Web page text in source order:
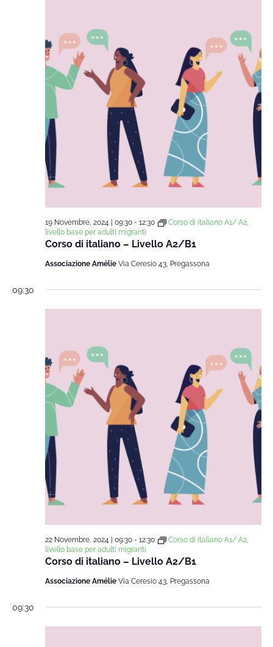
Corso di italiano – Livello A2/B1
19 Novembre, 2024 | 09:30- 12:30
Corso di italiano A1/ A2,
livello base per adulti migranti
Associazione Amélie Via Ceresio 43, Pregassona
09:30
Corso di italiano – Livello A2/B1
22 Novembre, 2024 | 09:30- 12:30
Corso di italiano A1/ A2,
livello base per adulti migranti
Associazione Amélie Via Ceresio 43, Pregassona
09:30